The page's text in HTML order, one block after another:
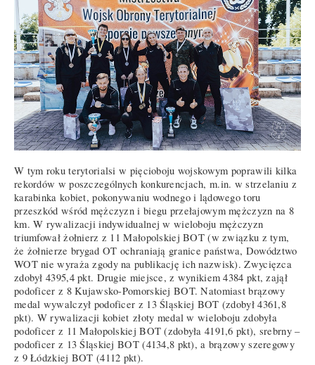
W tym roku terytorialsi w pięcioboju wojskowym poprawili kilka
rekordów w poszczególnych konkurencjach, m.in. w strzelaniu z
karabinka kobiet, pokonywaniu wodnego i lądowego toru
przeszkód wśród mężczyzn i biegu przełajowym mężczyzn na 8
km. W rywalizacji indywidualnej w wieloboju mężczyzn
triumfował żołnierz z 11 Małopolskiej BOT (w związku z tym,
że żołnierze brygad OT ochraniają granice państwa, Dowództwo
WOT nie wyraża zgody na publikację ich nazwisk). Zwycięzca
zdobył 4395,4 pkt. Drugie miejsce, z wynikiem 4384 pkt, zajął
podoficer z 8 Kujawsko-Pomorskiej BOT. Natomiast brązowy
medal wywalczył podoficer z 13 Śląskiej BOT (zdobył 4361,8
pkt). W rywalizacji kobiet złoty medal w wieloboju zdobyła
podoficer z 11 Małopolskiej BOT (zdobyła 4191,6 pkt), srebrny –
podoficer z 13 Śląskiej BOT (4134,8 pkt), a brązowy szeregowy
z 9 Łódzkiej BOT (4112 pkt).